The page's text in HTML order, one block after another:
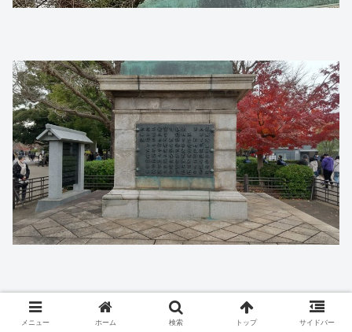
メニュー ホーム 検索 トップ サイドバー